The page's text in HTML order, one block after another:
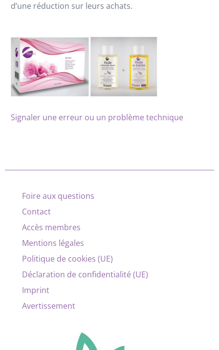
d’une réduction sur leurs achats.
Signaler une erreur ou un problème technique
Foire aux questions
Contact
Accès membres
Mentions légales
Politique de cookies (UE)
Déclaration de confidentialité (UE)
Imprint
Avertissement